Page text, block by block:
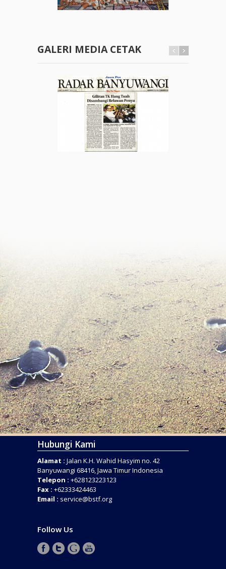
GALERI MEDIA CETAK
Hubungi Kami
Alamat : Jalan K.H. Wahid Hasyim no. 42
Banyuwangi 68416, Jawa Timur Indonesia
Telepon : +628123223123
Fax : +62333424463
Email : service@bstf.org
Follow Us